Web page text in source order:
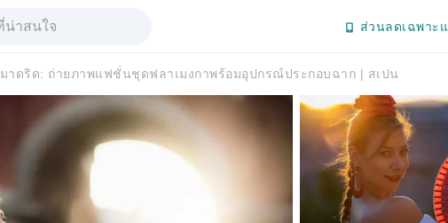
ส่วนลดเฉพาะ
มาดริด: ถ่ายภาพแฟชั่นชุดฟลาเมงกาพร้อมอุปกรณ์ประกอบฉาก | สเปน